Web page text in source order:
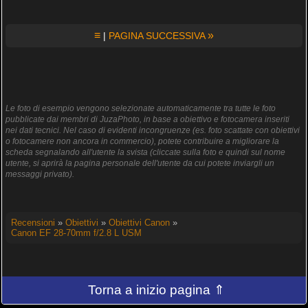
≡ | PAGINA SUCCESSIVA»
Le foto di esempio vengono selezionate automaticamente tra tutte le foto
pubblicate dai membri di JuzaPhoto, in base a obiettivo e fotocamera inseriti
nei dati tecnici. Nel caso di evidenti incongruenze (es. foto scattate con obiettivi
o fotocamere non ancora in commercio), potete contribuire a migliorare la
scheda segnalando all'utente la svista (cliccate sulla foto e quindi sul nome
utente, si aprirà la pagina personale dell'utente da cui potete inviargli un
messaggi privato).
Recensioni » Obiettivi » Obiettivi Canon»
Canon EF 28-70mm f/2.8 L USM
Torna a inizio pagina ⇑